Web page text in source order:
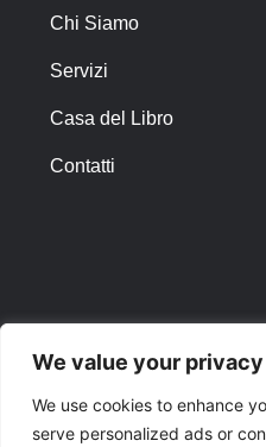
We value your privacy
We use cookies to enhance
serve personalized ads or
Chi Siamo
Servizi
Casa del Libro
Contatti
Privacy Policy